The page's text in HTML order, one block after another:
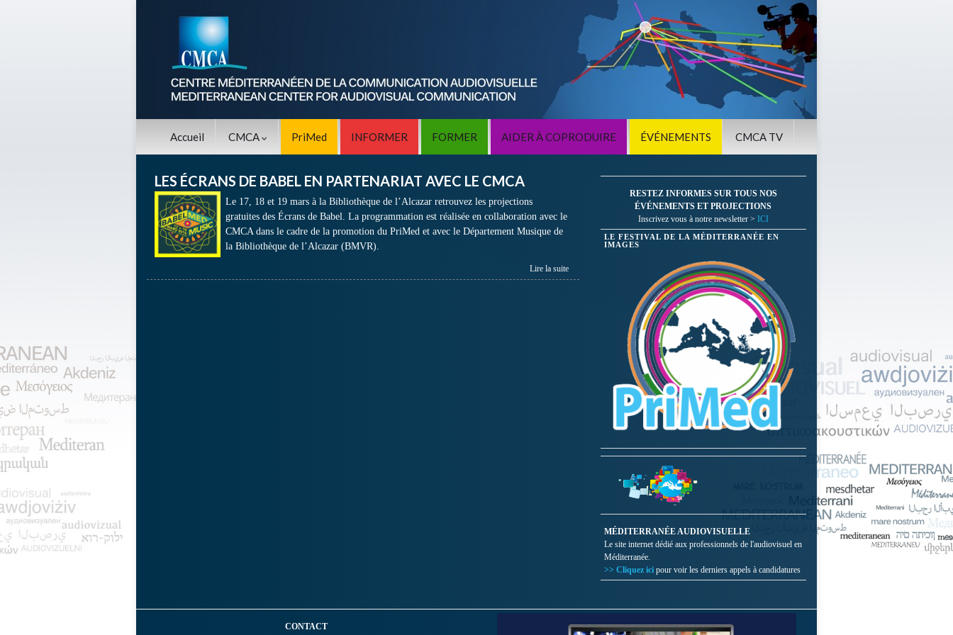
Accueil CMCA PriMed INFORMER FORMER AIDER À COPRODUIRE ÉVÉNEMENTS CMCA TV
LES ÉCRANS DE BABEL EN PARTENARIAT AVEC LE CMCA
Le 17, 18 et 19 mars à la Bibliothèque de l’Alcazar retrouvez les projections
gratuites des Écrans de Babel. La programmation est réalisée en collaboration avec le
CMCA dans le cadre de la promotion du PriMed et avec le Département Musique de
la Bibliothèque de l’Alcazar (BMVR).
Lire la suite
RESTEZ INFORMES SUR TOUS NOS
ÉVÉNEMENTS ET PROJECTIONS
Inscrivez vous à notre newsletter > ICI
LE FESTIVAL DE LA MÉDITERRANÉE EN
IMAGES
MÉDITERRANÉE AUDIOVISUELLE
Le site internet dédié aux professionnels de l'audiovisuel en
Méditerranée.
>> Cliquez ici pour voir les derniers appels à candidatures
CONTACT